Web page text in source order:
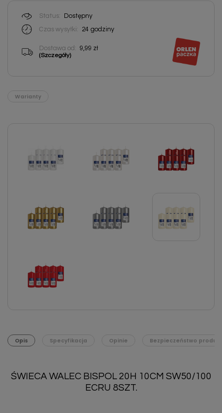
Status:
Dostępny
Czas wysyłki:
24 godziny
Dostawa od: 9,99 zł
(Szczegóły)
Warianty
Opis Specyfikacja Opinie Bezpieczeństwo
ŚWIECA WALEC BISPOL 20H 10CM SW50/100
ECRU 8SZT.